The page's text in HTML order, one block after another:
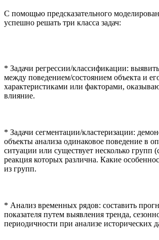
С помощью предсказательного
успешно решать три класса задач:
* Задачи регрессии/классификации:
между поведением/состоянием объекта и
характеристиками или факторами,
влияние.
* Задачи сегментации/кластеризации:
объекты анализа одинаковое поведение в
ситуации или существует несколько групп
реакция которых различна. Какие
из групп.
* Анализ временных рядов: составить
показателя путем выявления тренда,
периодичности при анализе исторических